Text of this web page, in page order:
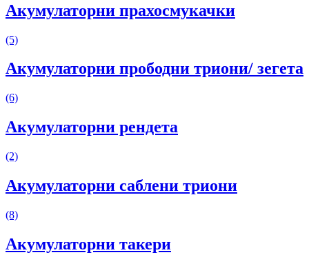
Акумулаторни прахосмукачки
(5)
Акумулаторни прободни триони/ зегета
(6)
Акумулаторни рендета
(2)
Акумулаторни саблени триони
(8)
Акумулаторни такери